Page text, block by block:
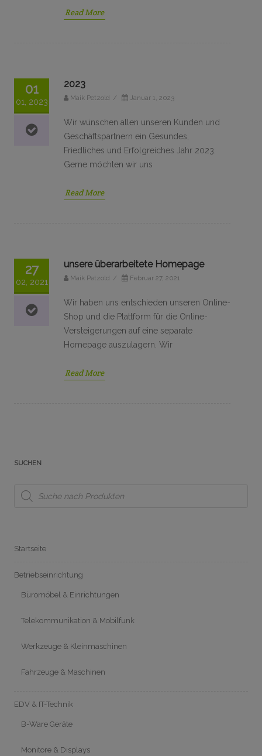
Read More
01
01, 2023
2023
Maik Petzold / Januar 1, 2023
Wir wünschen allen unseren Kunden und
Geschäftspartnern ein Gesundes,
Friedliches und Erfolgreiches Jahr 2023.
Gerne möchten wir uns
Read More
27
02, 2021
unsere überarbeitete Homepage
Maik Petzold / Februar 27, 2021
Wir haben uns entschieden unseren Online-
Shop und die Plattform für die Online-
Versteigerungen auf eine separate
Homepage auszulagern. Wir
Read More
SUCHEN
search
Startseite
Betriebseinrichtung
Büromöbel & Einrichtungen
Telekommunikation & Mobilfunk
Werkzeuge & Kleinmaschinen
Fahrzeuge & Maschinen
EDV & IT-Technik
B-Ware Geräte
Monitore & Displays